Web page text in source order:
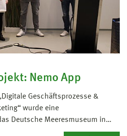
Nemo App
Geschäftsprozesse &
wurde eine
Deutsche Meeresmuseum in…